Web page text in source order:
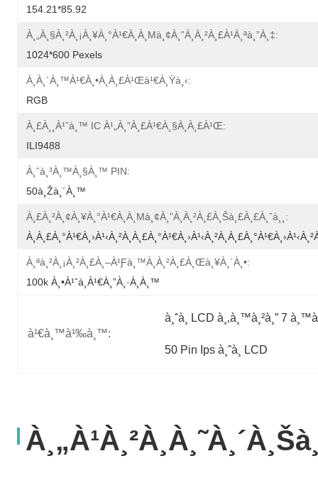
154.21*85.92
À¸„à¸§à¸²à¸¡à¸¥à¸°à¹€à¸­à¸µà¸¢à¸”à¸à¸²à¸£à¹à¸ªà¸”à¸‡:
1024*600 Pexels
À¸­à¸´à¸™à¹€à¸•à¸­à¸£à¹Œà¹€à¸Ÿà¸‹:
RGB
À¸£à¸¸à¹ˆà¸™ IC À¹„à¸”à¸£à¹€à¸§à¸­à¸£à¹Œ:
ILI9488
À¸ˆà¸³à¸™à¸§à¸™ PIN:
50à¸žà¸´à¸™
À¸£à¸²à¸¢à¸¥à¸°à¹€à¸­à¸µà¸¢à¸”à¸à¸²à¸£à¸šà¸£à¸£à¸ˆà¸¸:
À¸ªà¸²à¸¡à¸²à¸£à¸–À¹ƒà¸™à¸à¸²à¸£à¸œà¸¥à¸´à¸•:
100k À¸•à¹ˆà¸­à¹€à¸”à¸·à¸­à¸™
à¹€à¸™à¹‰à¸™:
à¸ˆà¸­ LCD à¸‚à¸™à¸²à¸” 7
50 Pin Ips à¸ˆà¸­ LCD